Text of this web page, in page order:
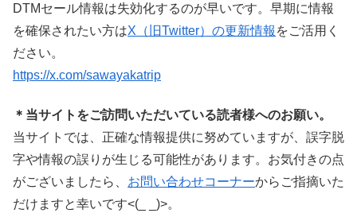
DTMセール情報は失効化するのが早いです。早期に情報
を確保されたい方はX（旧Twitter）の更新情報 をご活用く
ださい。
https://x.com/sawayakatrip
＊当サイトをご訪問いただいている読者様へのお願い。
当サイトでは、正確な情報提供に努めていますが、誤字脱
字や情報の誤りが生じる可能性があります。お気付きの点
がございましたら、 お問い合わせコーナーからご指摘いた
だけますと幸いです<(_ _)>。